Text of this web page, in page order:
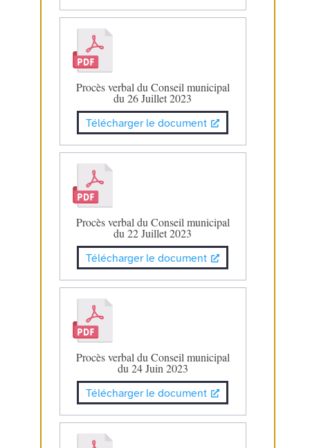
Procès verbal du Conseil municipal
du 26 Juillet 2023
Télécharger le document
Procès verbal du Conseil municipal
du 22 Juillet 2023
Télécharger le document
Procès verbal du Conseil municipal
du 24 Juin 2023
Télécharger le document